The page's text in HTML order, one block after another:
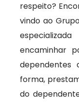
respeito?
vindo ao
encaminhar
dependentes
forma,
do